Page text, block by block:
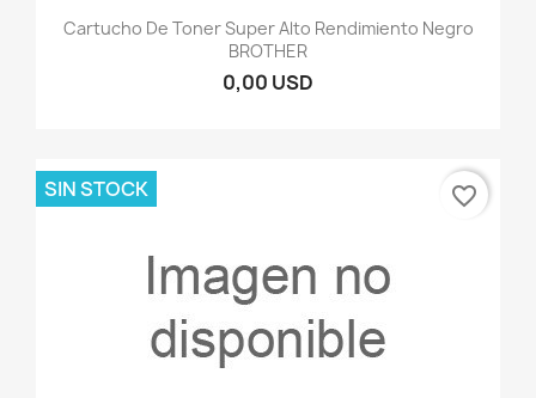
Cartucho De Toner Super Alto Rendimiento Negro
BROTHER
0,00 USD
SIN STOCK favorite_border